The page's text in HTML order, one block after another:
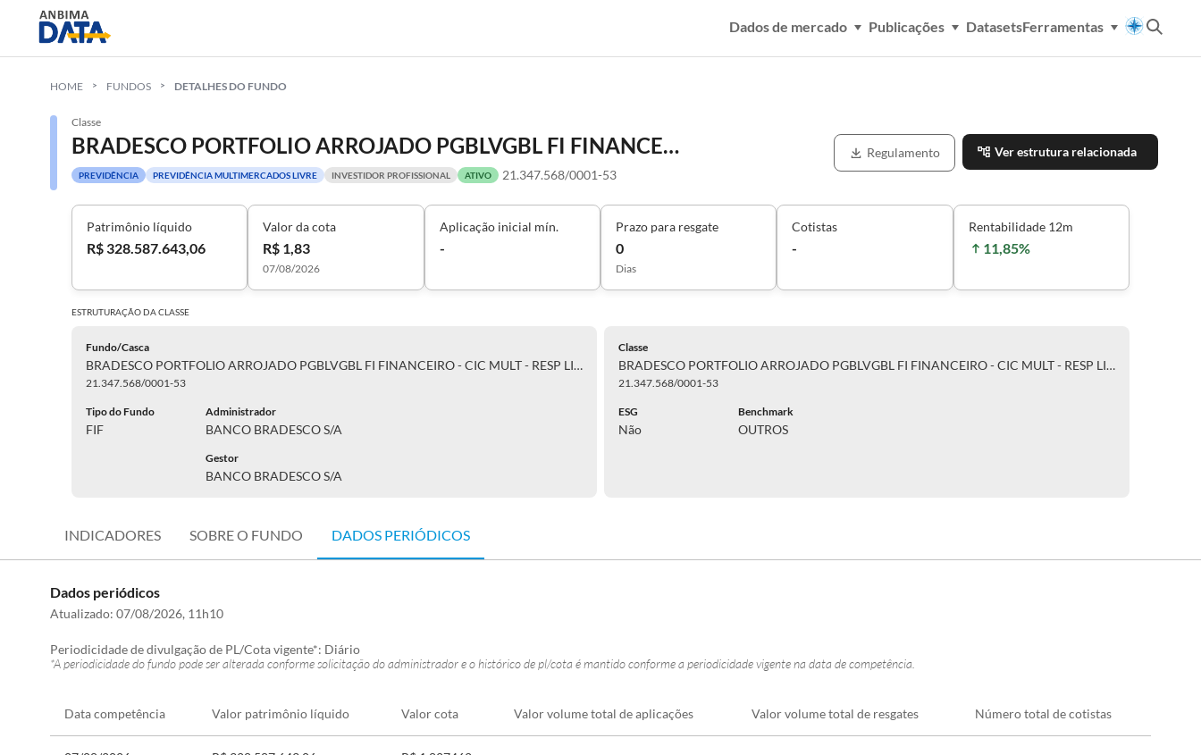
Dados de mercado Publicações DatasetsFerramentas
HOME FUNDOS DETALHES DO FUNDO
Classe
BRADESCO PORTFOLIO ARROJADO PGBLVGBL FI FINANCEIRO - CIC MULT - RESP LIMITADA
PREVIDÊNCIA PREVIDÊNCIA MULTIMERCADOS LIVRE INVESTIDOR PROFISSIONAL ATIVO 21.347.568/0001-53
Regulamento Ver estrutura relacionada
Patrimônio líquido
R$ 328.587.643,06
Valor da cota
R$ 1,83
07/08/2026
Aplicação inicial mín.
-
Prazo para resgate
0
Dias
Cotistas
-
Rentabilidade 12m
11,85%
ESTRUTURAÇÃO DACLASSE
Fundo/Casca
BRADESCO PORTFOLIO ARROJADO PGBLVGBL FI FINANCEIRO - CIC MULT - RESP LIMITADA
21.347.568/0001-53
Tipo do Fundo
FIF
Administrador
BANCO BRADESCO S/A
Gestor
BANCO BRADESCO S/A
Classe
BRADESCO PORTFOLIO ARROJADO PGBLVGBL FI FINANCEIRO - CIC MULT - RESP LIMITADA
21.347.568/0001-53
ESG
Não
Benchmark
OUTROS
INDICADORES SOBRE O FUNDO DADOS PERIÓDICOS
Dados periódicos
Atualizado: 07/08/2026, 11h10
Periodicidade de divulgação de PL/Cota vigente*: Diário
*A periodicidade do fundo pode ser alterada conforme solicitação do administrador e o histórico de pl/cota é mantido conforme a periodicidade vigente na data de competência.
Data competência Valor patrimônio líquido Valor cota Valor volume total de aplicações Valor volume total de resgates Número total de cotistas